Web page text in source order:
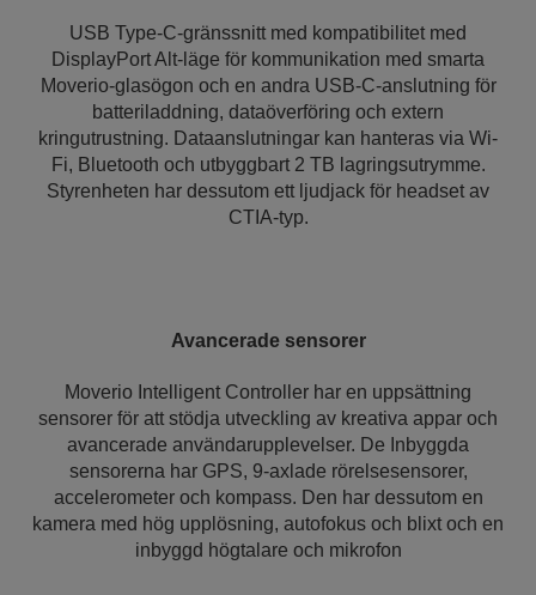
USB Type-C-gränssnitt med kompatibilitet med
DisplayPort Alt-läge för kommunikation med smarta
Moverio-glasögon och en andra USB-C-anslutning för
batteriladdning, dataöverföring och extern
kringutrustning. Dataanslutningar kan hanteras via Wi-
Fi, Bluetooth och utbyggbart 2 TB lagringsutrymme.
Styrenheten har dessutom ett ljudjack för headset av
CTIA-typ.
Avancerade sensorer
Moverio Intelligent Controller har en uppsättning
sensorer för att stödja utveckling av kreativa appar och
avancerade användarupplevelser. De Inbyggda
sensorerna har GPS, 9-axlade rörelsesensorer,
accelerometer och kompass. Den har dessutom en
kamera med hög upplösning, autofokus och blixt och en
inbyggd högtalare och mikrofon